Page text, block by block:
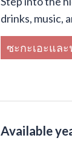
drinks, music,
ซะกะเอะแล
Available